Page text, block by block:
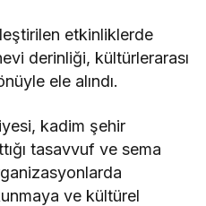
etkinliklerde
derinliği, kültürlerarası
ele alındı.
kadim şehir
tasavvuf ve sema
ve kültürel